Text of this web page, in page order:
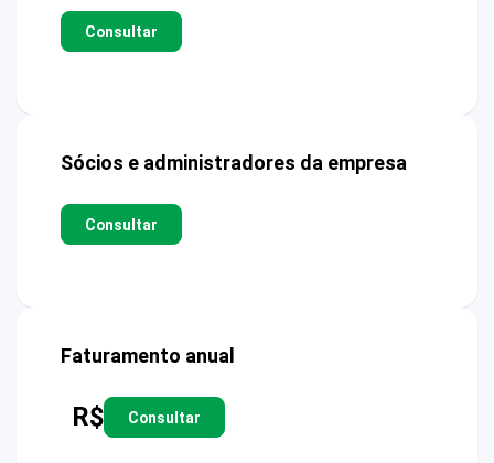
Consultar
Sócios e administradores da empresa
Consultar
Faturamento anual
R$ Consultar